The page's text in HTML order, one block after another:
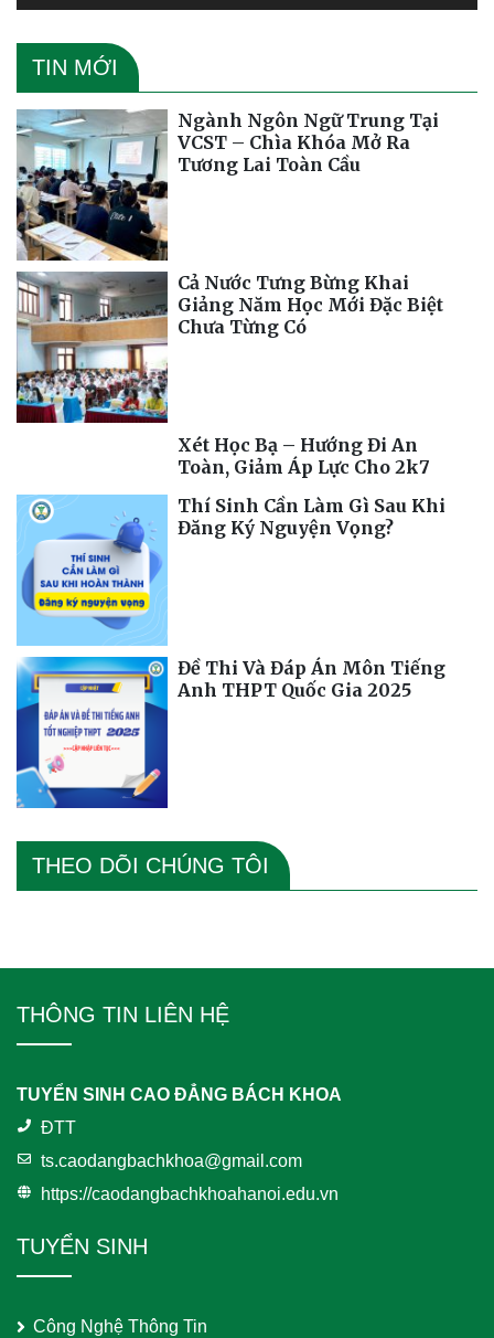
TIN MỚI
Ngành Ngôn Ngữ Trung Tại
VCST – Chìa Khóa Mở Ra
Tương Lai Toàn Cầu
Cả Nước Tưng Bừng Khai
Giảng Năm Học Mới Đặc Biệt
Chưa Từng Có
Xét Học Bạ – Hướng Đi An
Toàn, Giảm Áp Lực Cho 2k7
Thí Sinh Cần Làm Gì Sau Khi
Đăng Ký Nguyện Vọng?
Đề Thi Và Đáp Án Môn Tiếng
Anh THPT Quốc Gia 2025
THEO DÕI CHÚNG TÔI
THÔNG TIN LIÊN HỆ
TUYỂN SINH CAO ĐẲNG BÁCH KHOA
ĐTT
ts.caodangbachkhoa@gmail.com
https://caodangbachkhoahanoi.edu.vn
TUYỂN SINH
Công Nghệ Thông Tin